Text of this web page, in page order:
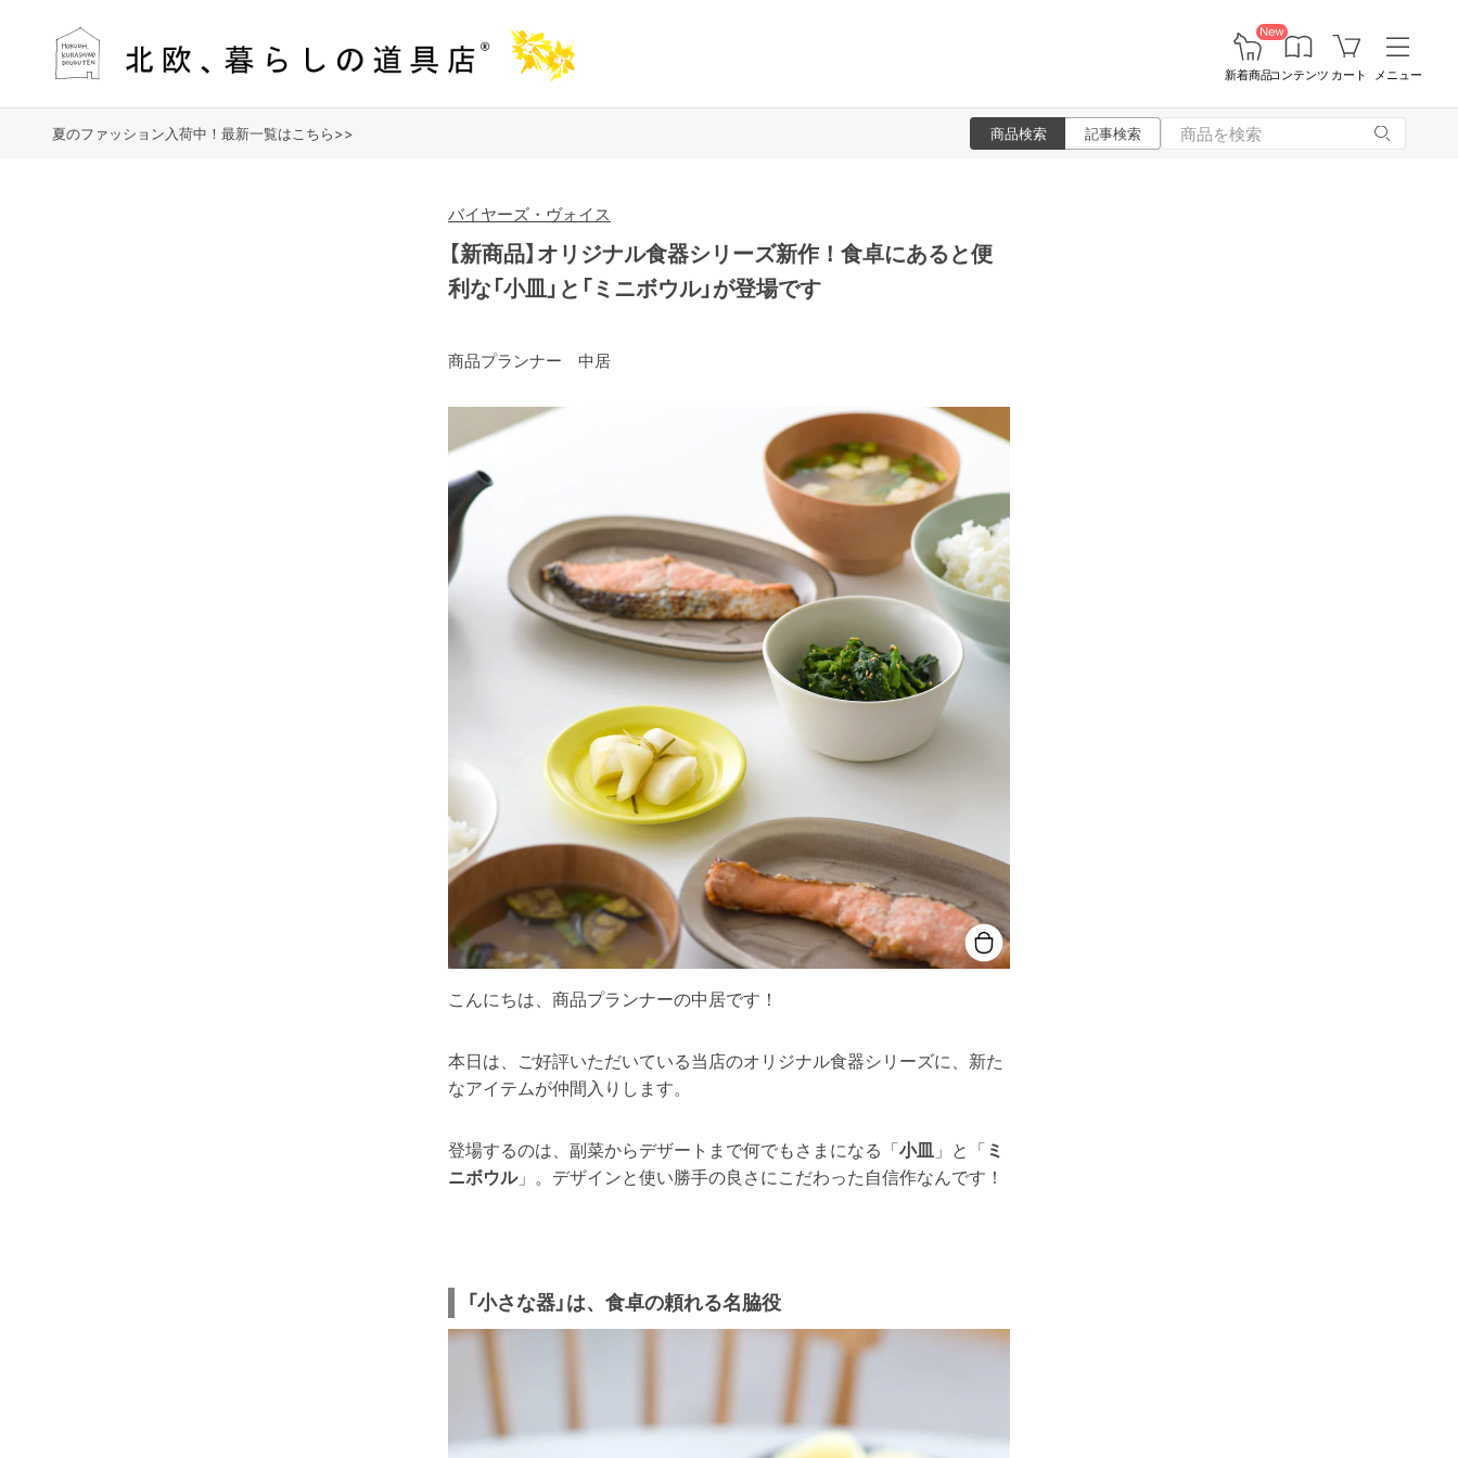
New
新着商品コンテンツ カート メニュー
夏のファッション入荷中！最新一覧はこちら>> 商品検索 記事検索
バイヤーズ・ヴォイス
【新商品】オリジナル食器シリーズ新作！食卓にあると便
利な「小皿」と「ミニボウル」が登場です
商品プランナー 中居
こんにちは、商品プランナーの中居です！
本日は、ご好評いただいている当店のオリジナル食器シリーズに、新た
なアイテムが仲間入りします。
登場するのは、副菜からデザートまで何でもさまになる「小皿 」と「 ミ
ニボウル」。デザインと使い勝手の良さにこだわった自信作なんです！
「小さな器」は、食卓の頼れる名脇役